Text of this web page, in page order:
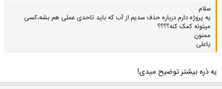
سلام
یه پروژه دارم درباره حذف سدیم از آب که باید تاحدی عملی هم بشه،کسی
میتونه کمک کنه؟؟؟؟
ممنون
یاعلی
کلیک کنید تا باز شود...یه ذره بیشتر توضیح میدی!